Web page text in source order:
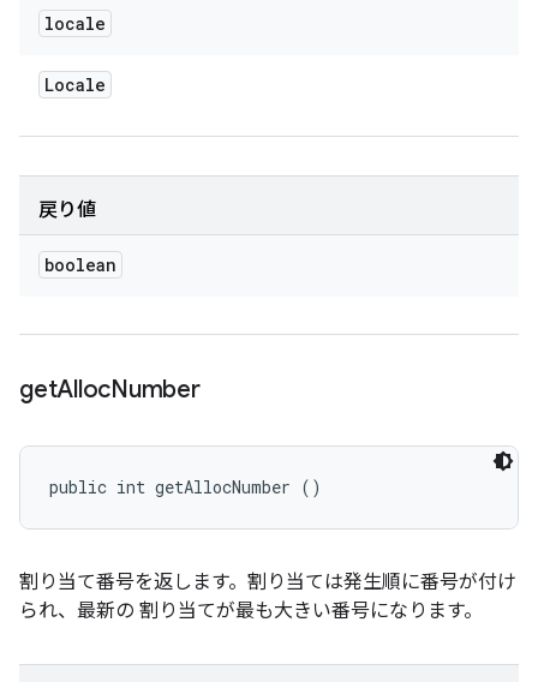
locale
Locale
戻り値
boolean
getAllocNumber
public int getAllocNumber ()
割り当て番号を返します。割り当ては発生順に番号が付け
られ、最新の 割り当てが最も大きい番号になります。